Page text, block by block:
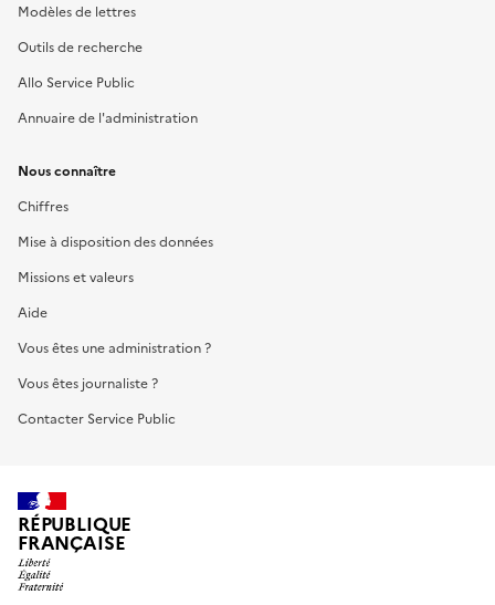
Modèles de lettres
Outils de recherche
Allo Service Public
Annuaire de l'administration
Nous connaître
Chiffres
Mise à disposition des données
Missions et valeurs
Aide
Vous êtes une administration ?
Vous êtes journaliste ?
Contacter Service Public
RÉPUBLIQUE
FRANÇAISE